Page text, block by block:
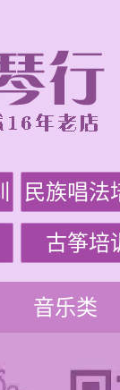
民族唱法
古筝培
音乐类